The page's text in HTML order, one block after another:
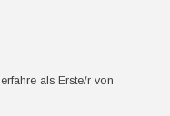
als Erste/r von